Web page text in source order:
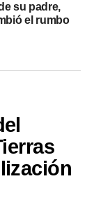
su padre,
el rumbo